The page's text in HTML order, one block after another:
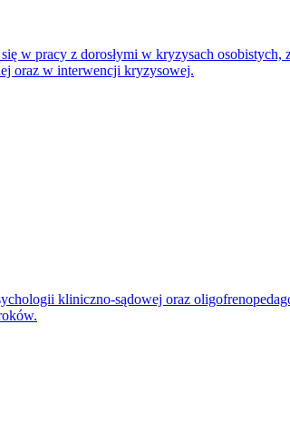
w pracy z dorosłymi w kryzysach
oraz w interwencji kryzysowej.
kliniczno-sądowej oraz